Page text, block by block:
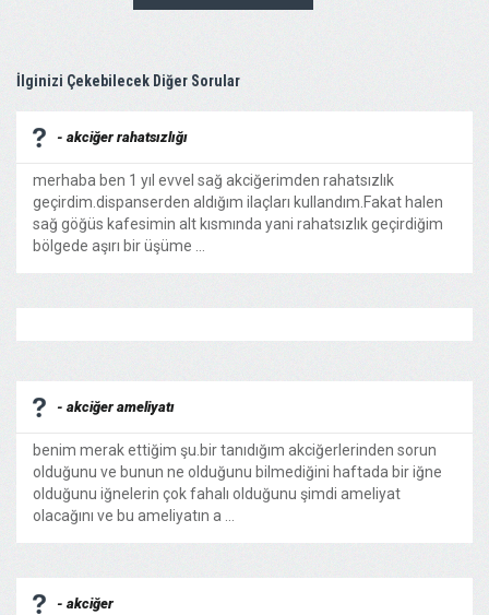
İlginizi Çekebilecek Diğer Sorular
- akciğer rahatsızlığı
merhaba ben 1 yıl evvel sağ akciğerimden rahatsızlık
geçirdim.dispanserden aldığım ilaçları kullandım.Fakat halen
sağ göğüs kafesimin alt kısmında yani rahatsızlık geçirdiğim
bölgede aşırı bir üşüme ...
- akciğer ameliyatı
benim merak ettiğim şu.bir tanıdığım akciğerlerinden sorun
olduğunu ve bunun ne olduğunu bilmediğini haftada bir iğne
olduğunu iğnelerin çok fahalı olduğunu şimdi ameliyat
olacağını ve bu ameliyatın a ...
- akciğer